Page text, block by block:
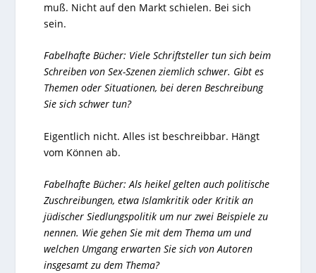
muß. Nicht auf den Markt schielen. Bei sich
sein.
Fabelhafte Bücher: Viele Schriftsteller tun sich beim
Schreiben von Sex-Szenen ziemlich schwer. Gibt es
Themen oder Situationen, bei deren Beschreibung
Sie sich schwer tun?
Eigentlich nicht. Alles ist beschreibbar. Hängt
vom Können ab.
Fabelhafte Bücher: Als heikel gelten auch politische
Zuschreibungen, etwa Islamkritik oder Kritik an
jüdischer Siedlungspolitik um nur zwei Beispiele zu
nennen. Wie gehen Sie mit dem Thema um und
welchen Umgang erwarten Sie sich von Autoren
insgesamt zu dem Thema?